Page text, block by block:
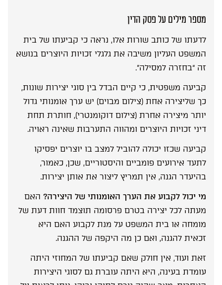
מספר מילים על פסק הדין
לדעתו של כותב שורות אלו, נראה כי קביעתו של בית
המשפט העליון משיבה את גלגלי זכויות היוצרים בנושא
זה “בחזרה למסילה”.
קביעה משפטית, כי קיים הבדל בין סוגי יצירות שונות,
כך שליצירה אחת (צילום מבוים) יש ערך אומנותי גדול
יותר מיצירה אחרת (צילום דוקומנטרי), חותרת תחת
דיני זכויות היוצרים ומהווה התערבות שאינה ראויה.
קביעה שכזו יכולה להוביל למצב בו יוצרים יפסיקו
לתעד אירועים פומביים והיסטוריים, שכן, כאמור,
בהיעדר הגנה, אין תמריץ ליצור את אותן יצירות.
מי יכול לקבוע את הערך האומנותי של היצירה? האם
מעתה לכל יצירה בטרם פרסומה תוצמד חוות דעת של
מומחה או בית המשפט על מנת לקבוע האם היא
זכאית להגנה, ואם כן מה היקפה של ההגנה.
זאת ועוד, אין חולק שאם קביעתו של המחוזי היתה
עומדת בעינה, היא היתה עוברת גם לסוגי היצירות